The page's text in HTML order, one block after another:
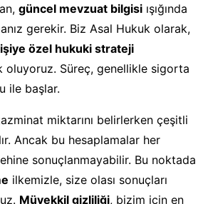
güncel mevzuat bilgisi ışığında
gerekir. Biz Asal Hukuk olarak,
özel hukuki strateji
oluyoruz. Süreç, genellikle sigorta
ile başlar.
miktarını belirlerken çeşitli
Ancak bu hesaplamalar her
sonuçlanmayabilir. Bu noktada
ilkemizle, size olası sonuçları
Müvekkil gizliliği, bizim için en